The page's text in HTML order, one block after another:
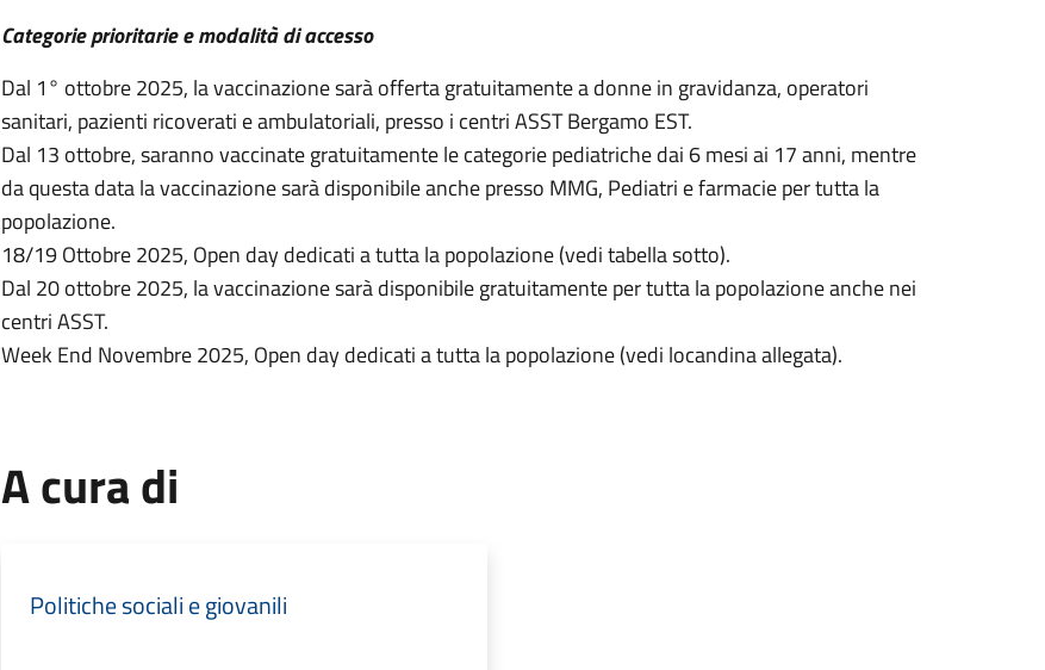
Categorie prioritarie e modalità di accesso
Dal 1° ottobre 2025, la vaccinazione sarà offerta gratuitamente a donne in gravidanza, operatori
sanitari, pazienti ricoverati e ambulatoriali, presso i centri ASST Bergamo EST.
Dal 13 ottobre, saranno vaccinate gratuitamente le categorie pediatriche dai 6 mesi ai 17 anni, mentre
da questa data la vaccinazione sarà disponibile anche presso MMG, Pediatri e farmacie per tutta la
popolazione.
18/19 Ottobre 2025, Open day dedicati a tutta la popolazione (vedi tabella sotto).
Dal 20 ottobre 2025, la vaccinazione sarà disponibile gratuitamente per tutta la popolazione anche nei
centri ASST.
Week End Novembre 2025, Open day dedicati a tutta la popolazione (vedi locandina allegata).
A cura di
Politiche sociali e giovanili